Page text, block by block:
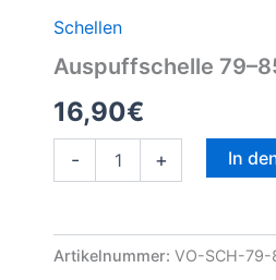
Schellen
Auspuffschelle
16,90€
-
Edelstahl
Menge
+ In
Artikelnummer:VO-SCH-79-